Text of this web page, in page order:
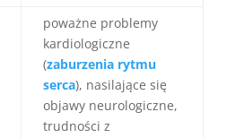
poważne problemy
kardiologiczne
(zaburzenia rytmu
serca), nasilające się
objawy neurologiczne,
trudności z